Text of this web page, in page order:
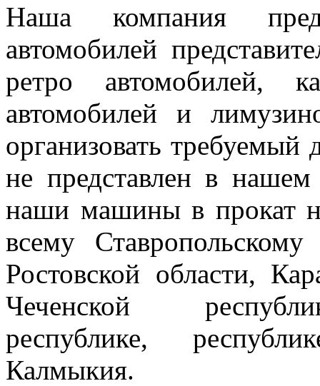
Наша компания
автомобилей
ретро автомобилей,
автомобилей и
организовать требуемый
не представлен в
наши машины в прокат
всему
Ростовской области,
Чеченской
республике,
Калмыкия.